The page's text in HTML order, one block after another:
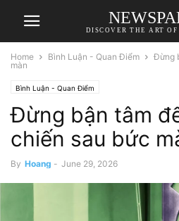
DISCOVER THE ART
Home Bình Luận - Quan Điểm
Đừng
màn
Bình Luận - Quan Điểm
Đừng bận tâm
chiến sau bức
By Hoang - June 29, 2026